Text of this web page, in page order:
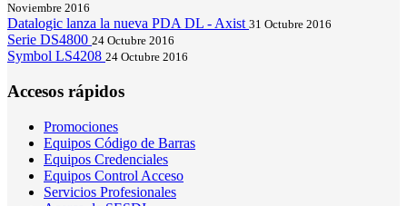
Noviembre 2016
Datalogic lanza la nueva PDA DL - Axist 31 Octubre 2016
Serie DS4800 24 Octubre 2016
Symbol LS4208 24 Octubre 2016
Accesos rápidos
Promociones
Equipos Código de Barras
Equipos Credenciales
Equipos Control Acceso
Servicios Profesionales